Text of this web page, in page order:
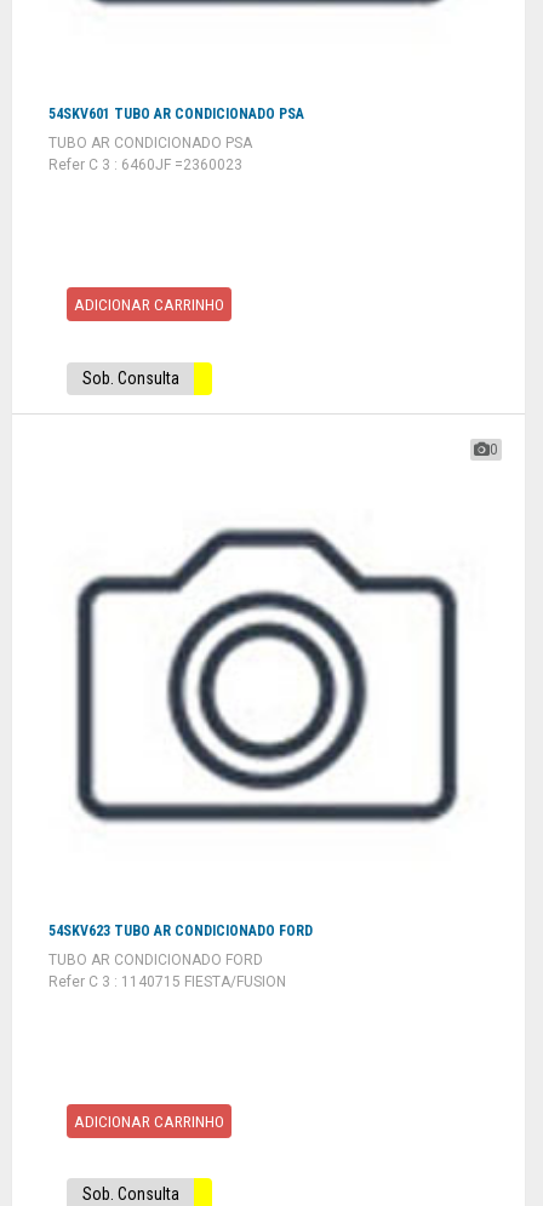
54SKV601 TUBO AR CONDICIONADO PSA
TUBO AR CONDICIONADO PSA
Refer C 3 : 6460JF =2360023
ADICIONAR CARRINHO
Sob. Consulta
0
54SKV623 TUBO AR CONDICIONADO FORD
TUBO AR CONDICIONADO FORD
Refer C 3 : 1140715 FIESTA/FUSION
ADICIONAR CARRINHO
Sob. Consulta